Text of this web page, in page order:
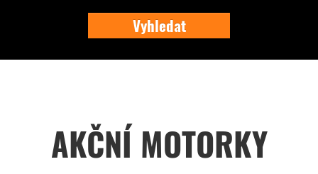
Vyhledat
AKČNÍ MOTORKY